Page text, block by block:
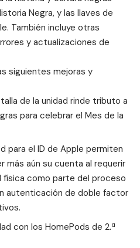
Negra, y las llaves de
También incluye otras
y actualizaciones de
siguientes mejoras y
de la unidad rinde tributo a
para celebrar el Mes de la
para el ID de Apple permiten
más aún su cuenta al requerir
física como parte del proceso
autenticación de doble factor
con los HomePods de 2.ª